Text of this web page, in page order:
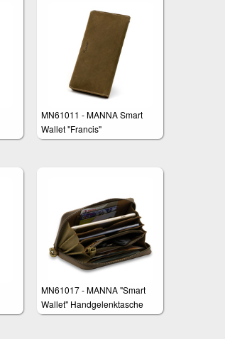
MN61011 - MANNA Smart
Wallet "Francis"
MN61017 - MANNA "Smart
Wallet" Handgelenktasche